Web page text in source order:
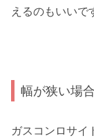
えるのもいいで
幅が狭い場
ガスコンロサイ